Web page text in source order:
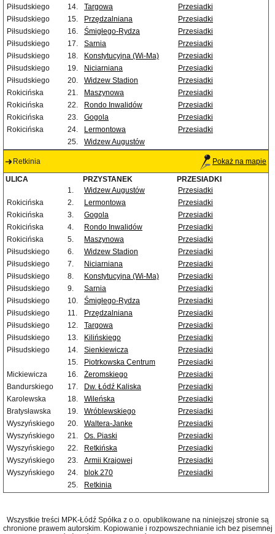
Piłsudskiego
14. Targowa
Przesiadki
Piłsudskiego
15. Przędzalniana
Przesiadki
Piłsudskiego
16. Śmigłego-Rydza
Przesiadki
Piłsudskiego
17. Sarnia
Przesiadki
Piłsudskiego
18. Konstytucyjna (Wi-Ma)
Przesiadki
Piłsudskiego
19. Niciarniana
Przesiadki
Piłsudskiego
20. Widzew Stadion
Przesiadki
Rokicińska
21. Maszynowa
Przesiadki
Rokicińska
22. Rondo Inwalidów
Przesiadki
Rokicińska
23. Gogola
Przesiadki
Rokicińska
24. Lermontowa
Przesiadki
25.
Widzew Augustów
Retkinia Pokaż na mapie
ULICA PRZYSTANEK
PRZESIADKI
1.
Widzew Augustów
Przesiadki
Rokicińska
2. Lermontowa
Przesiadki
Rokicińska
3. Gogola
Przesiadki
Rokicińska
4. Rondo Inwalidów
Przesiadki
Rokicińska
5. Maszynowa
Przesiadki
Piłsudskiego
6. Widzew Stadion
Przesiadki
Piłsudskiego
7. Niciarniana
Przesiadki
Piłsudskiego
8. Konstytucyjna (Wi-Ma)
Przesiadki
Piłsudskiego
9. Sarnia
Przesiadki
Piłsudskiego
10. Śmigłego-Rydza
Przesiadki
Piłsudskiego
11. Przędzalniana
Przesiadki
Piłsudskiego
12. Targowa
Przesiadki
Piłsudskiego
13. Kilińskiego
Przesiadki
Piłsudskiego
14. Sienkiewicza
Przesiadki
15.
Piotrkowska Centrum
Przesiadki
Mickiewicza
16. Żeromskiego
Przesiadki
Bandurskiego
17. Dw. Łódź Kaliska
Przesiadki
Karolewska
18. Wileńska
Przesiadki
Bratysławska
19. Wróblewskiego
Przesiadki
Wyszyńskiego
20. Waltera-Janke
Przesiadki
Wyszyńskiego
21. Os. Piaski
Przesiadki
Wyszyńskiego
22. Retkińska
Przesiadki
Wyszyńskiego
23. Armii Krajowej
Przesiadki
Wyszyńskiego
24. blok 270
Przesiadki
25.
Retkinia
Wszystkie treści MPK-Łódź Spółka z o.o. opublikowane na niniejszej stronie są
chronione prawem autorskim. Kopiowanie i rozpowszechnianie ich bez pisemnej